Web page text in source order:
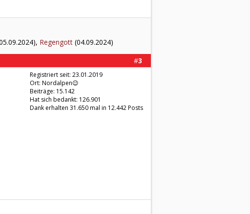
Regengott (04.09.2024)
#3
Registriert seit: 23.01.2019
Ort: Nordalpen😉
Beiträge: 15.142
Hat sich bedankt: 126.901
Dank erhalten 31.650 mal in 12.442 Posts